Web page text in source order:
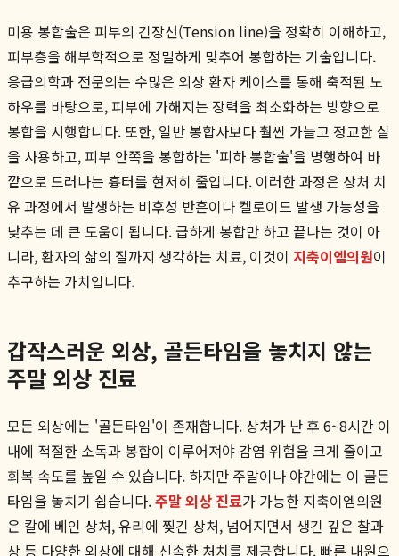
미용 봉합술은 피부의 긴장선(Tension line)을 정확히 이해하고,
피부층을 해부학적으로 정밀하게 맞추어 봉합하는 기술입니다.
응급의학과 전문의는 수많은 외상 환자 케이스를 통해 축적된 노
하우를 바탕으로, 피부에 가해지는 장력을 최소화하는 방향으로
봉합을 시행합니다. 또한, 일반 봉합사보다 훨씬 가늘고 정교한 실
을 사용하고, 피부 안쪽을 봉합하는 '피하 봉합술'을 병행하여 바
깥으로 드러나는 흉터를 현저히 줄입니다. 이러한 과정은 상처 치
유 과정에서 발생하는 비후성 반흔이나 켈로이드 발생 가능성을
낮추는 데 큰 도움이 됩니다. 급하게 봉합만 하고 끝나는 것이 아
니라, 환자의 삶의 질까지 생각하는 치료, 이것이 지축이엠의원이
추구하는 가치입니다.
갑작스러운 외상, 골든타임을 놓치지 않는
주말 외상 진료
모든 외상에는 '골든타임'이 존재합니다. 상처가 난 후 6~8시간 이
내에 적절한 소독과 봉합이 이루어져야 감염 위험을 크게 줄이고
회복 속도를 높일 수 있습니다. 하지만 주말이나 야간에는 이 골든
타임을 놓치기 쉽습니다.주말 외상 진료가 가능한 지축이엠의원
은 칼에 베인 상처, 유리에 찢긴 상처, 넘어지면서 생긴 깊은 찰과
상 등 다양한 외상에 대해 신속한 처치를 제공합니다. 빠른 내원으